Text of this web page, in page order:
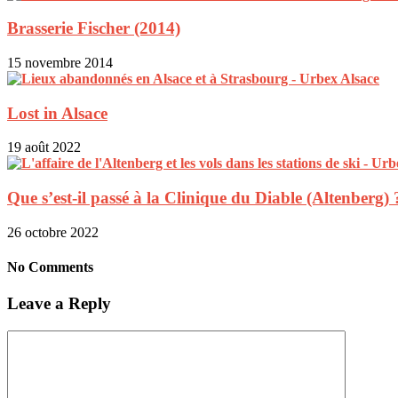
Brasserie Fischer (2014)
15 novembre 2014
Lost in Alsace
19 août 2022
Que s’est-il passé à la Clinique du Diable (Altenberg)
26 octobre 2022
No Comments
Leave a Reply